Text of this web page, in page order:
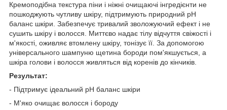
Кремоподібна текстура піни і ніжні очищаючі інгредієнти не
пошкоджують чутливу шкіру, підтримують природний pH
баланс шкіри. Забезпечує тривалий зволожуючий ефект і не
сушить шкіру і волосся. Миттєво надає тілу відчуття свіжості і
м'якості, оживляє втомлену шкіру, тонізує її. За допомогою
універсального шампуню щетина бороди пом'якшується, а
шкіра голови і волосся живляться від коренів до кінчиків.
Результат:
- Підтримує ідеальний pH баланс шкіри
- М'яко очищає волосся і бороду